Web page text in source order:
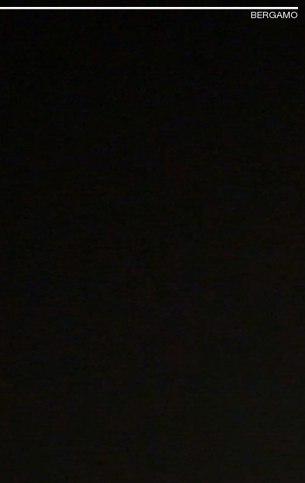
BERGAMO